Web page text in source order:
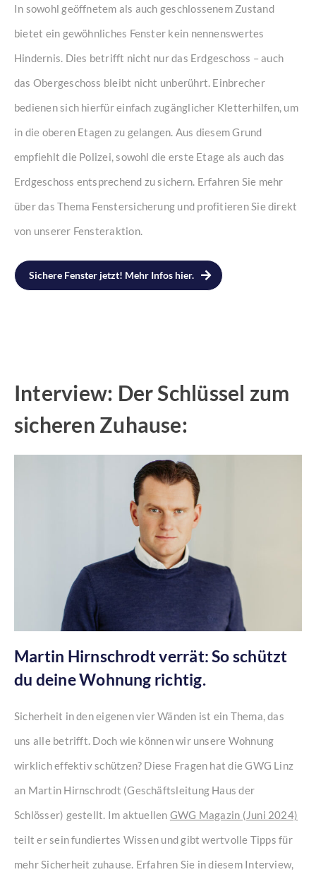
In sowohl geöffnetem als auch geschlossenem Zustand
bietet ein gewöhnliches Fenster kein nennenswertes
Hindernis. Dies betrifft nicht nur das Erdgeschoss – auch
das Obergeschoss bleibt nicht unberührt. Einbrecher
bedienen sich hierfür einfach zugänglicher Kletterhilfen, um
in die oberen Etagen zu gelangen. Aus diesem Grund
empfiehlt die Polizei, sowohl die erste Etage als auch das
Erdgeschoss entsprechend zu sichern. Erfahren Sie mehr
über das Thema Fenstersicherung und profitieren Sie direkt
von unserer Fensteraktion.
Sichere Fenster jetzt! Mehr Infos hier.
Interview: Der Schlüssel zum
sicheren Zuhause:
Martin Hirnschrodt verrät: So schützt
du deine Wohnung richtig.
Sicherheit in den eigenen vier Wänden ist ein Thema, das
uns alle betrifft. Doch wie können wir unsere Wohnung
wirklich effektiv schützen? Diese Fragen hat die GWG Linz
an Martin Hirnschrodt (Geschäftsleitung Haus der
Schlösser) gestellt. Im aktuellen GWG Magazin (Juni 2024)
teilt er sein fundiertes Wissen und gibt wertvolle Tipps für
mehr Sicherheit zuhause. Erfahren Sie in diesem Interview,